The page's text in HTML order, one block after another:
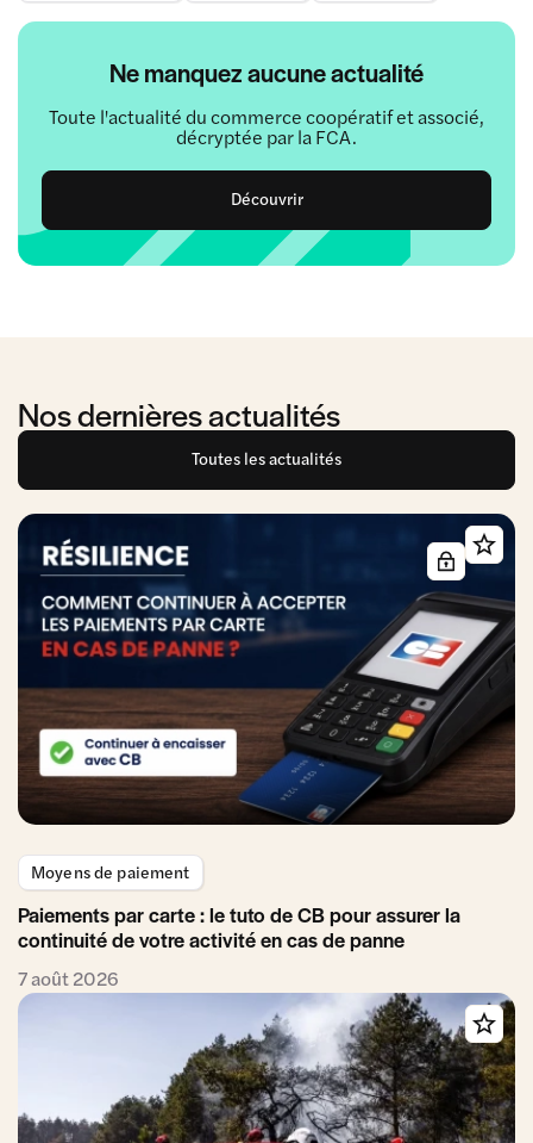
Ne manquez aucune actualité
Toute l'actualité du commerce coopératif et associé,
décryptée par la FCA.
Découvrir
Nos dernières actualités
Toutes les actualités
Moyens de paiement
Paiements par carte : le tuto de CB pour assurer la
continuité de votre activité en cas de panne
7 août 2026